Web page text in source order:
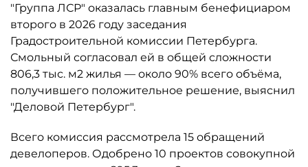
"Группа ЛСР" оказалась главным бенефициаром
второго в 2026 году заседания
Градостроительной комиссии Петербурга.
Смольный согласовал ей в общей сложности
806,3 тыс. м2 жилья — около 90% всего объёма,
получившего положительное решение, выяснил
"Деловой Петербург".
Всего комиссия рассмотрела 15 обращений
девелоперов. Одобрено 10 проектов совокупной